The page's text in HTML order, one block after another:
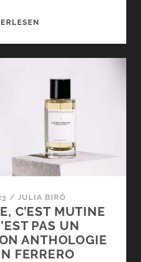
IN
THE
/ JULIA BIRÓ
C’EST MUTINE
PAS UN
ANTHOLOGIE
FERRERO